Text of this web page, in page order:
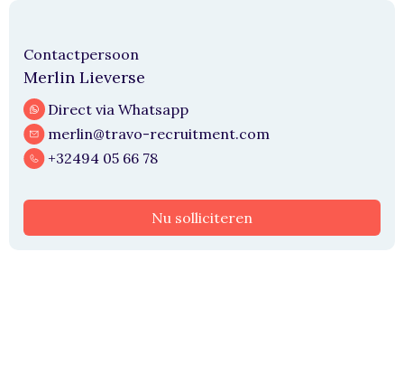
Contactpersoon
Merlin Lieverse
Direct via Whatsapp
merlin@travo-recruitment.com
+32494 05 66 78
Nu solliciteren